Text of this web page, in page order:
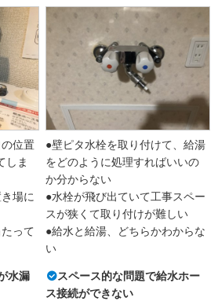
位置
しま
場に
って
●壁ピタ水栓を取り付けて、給湯
をどのように処理すればいいの
か分からない
●水栓が飛び出ていて工事スペー
スが狭くて取り付けが難しい
●給水と給湯、どちらかわからな
い
水漏
スペース的な問題で給水ホー
ス接続ができない